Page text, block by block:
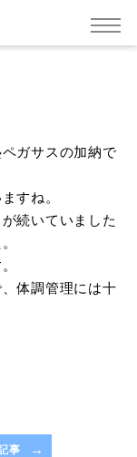
ガサスの加納で
すね。
続いていました
体調管理には十
事